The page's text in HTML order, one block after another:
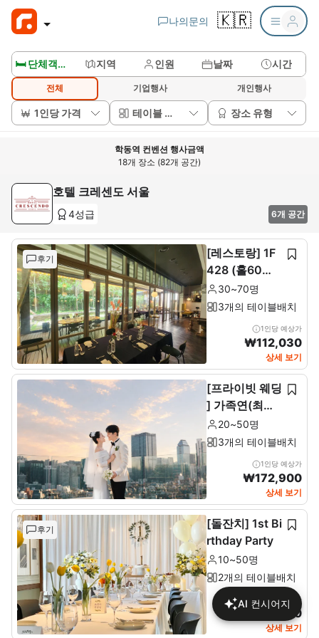
나의문의 🇰🇷
🛏️ 단체객실보기 지역 인원 날짜 시간
전체 기업행사 개인행사
1인당 가격 테이블 배치 장소 유형
학동역 컨벤션 행사금액
18개 장소 (82개 공간)
호텔 크레센도 서울
4성급 6개 공간
후기
[레스토랑] 1F
428 (홀60석+
룸10석)
30~70명
3개의 테이블배치
1인당 예상가
₩112,030
상세 보기
[프라이빗 웨딩
] 가족연(최소2
0~최대 50인)
20~50명
3개의 테이블배치
1인당 예상가
₩172,900
상세 보기
후기
[돌잔치] 1st Bi
rthday Party
10~50명
2개의 테이블배치
1인당 예상가
₩137,680
상세 보기
AI 컨시어지